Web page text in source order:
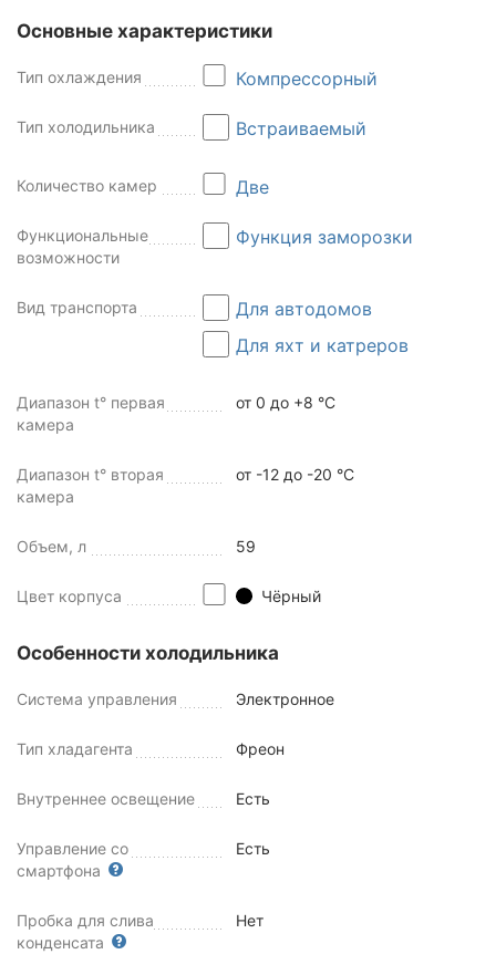
Основные характеристики
Тип охлаждения Компрессорный
Тип холодильника Встраиваемый
Количество камер Две
Функциональные
возможности
Функция заморозки
Вид транспорта
Для автодомов
Для яхт и катреров
Диапазон t° первая
камера
от 0 до +8 °C
Диапазон t° вторая
камера
от -12 до -20 °C
Объем, л 59
Цвет корпуса Чёрный
Особенности холодильника
Система управления Электронное
Тип хладагента Фреон
Внутреннее освещение Есть
Управление со
смартфона
Есть
Пробка для слива
конденсата
Нет